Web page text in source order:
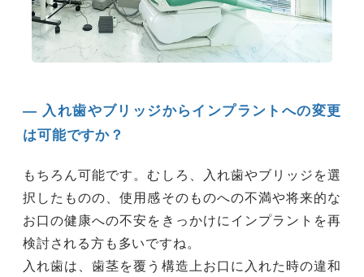
― 入れ歯やブリッジからインプラントへの変更
は可能ですか？
もちろん可能です。むしろ、入れ歯やブリッジを選
択したものの、使用感そのものへの不満や将来的な
お口の健康への不安をきっかけにインプラントを再
検討される方も多いですね。
入れ歯は、歯茎を覆う構造上お口に入れた時の違和